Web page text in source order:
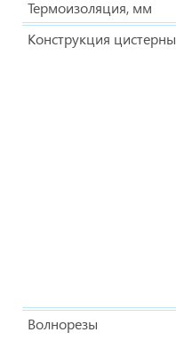
Термоизоляция, мм
Конструкция цистерны
Волнорезы